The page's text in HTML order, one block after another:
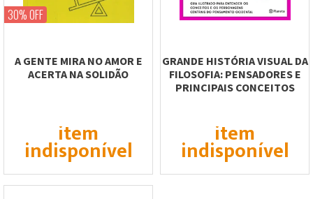
30% OFF
A GENTE MIRA NO AMOR E
ACERTA NA SOLIDÃO
item
indisponível
GRANDE HISTÓRIA VISUAL DA
FILOSOFIA: PENSADORES E
PRINCIPAIS CONCEITOS
item
indisponível